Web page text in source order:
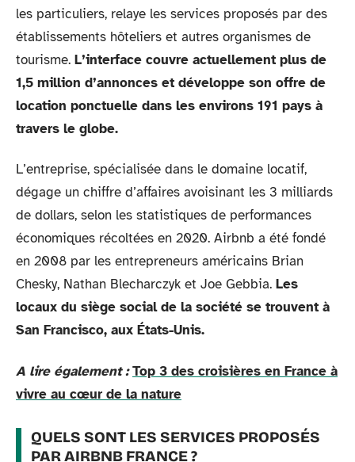
les particuliers, relaye les services proposés par des
établissements hôteliers et autres organismes de
tourisme. L’interface couvre actuellement plus de
1,5 million d’annonces et développe son offre de
location ponctuelle dans les environs 191 pays à
travers le globe.
L’entreprise, spécialisée dans le domaine locatif,
dégage un chiffre d’affaires avoisinant les 3 milliards
de dollars, selon les statistiques de performances
économiques récoltées en 2020. Airbnb a été fondé
en 2008 par les entrepreneurs américains Brian
Chesky, Nathan Blecharczyk et Joe Gebbia. Les
locaux du siège social de la société se trouvent à
San Francisco, aux États-Unis.
A lire également : Top 3 des croisières en France à
vivre au cœur de la nature
QUELS SONT LES SERVICES PROPOSÉS
PAR AIRBNB FRANCE ?